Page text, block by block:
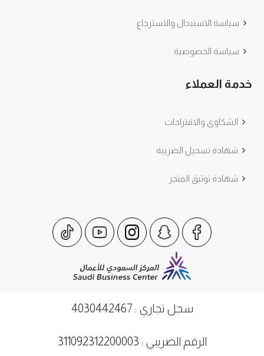
سياسة الاستبدال والاسترجاع
سياسة الخصوصية
خدمة العملاء
الشكاوى والاقتراحات
شهادة تسجيل الضريبة
شهادة توثيق المتجر
سجل تجاري : 4030442467
الرقم الضريبي : 311092312200003